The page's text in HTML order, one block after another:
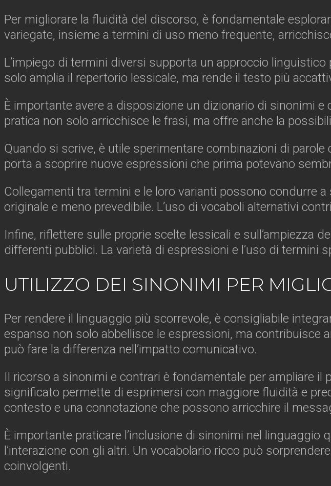
Per migliorare la fluidità del discorso, è fondamentale
variegate, insieme a termini di uso meno frequente,
L’impiego di termini diversi supporta un approccio
solo amplia il repertorio lessicale, ma rende il testo più
È importante avere a disposizione un dizionario di sinonimi
pratica non solo arricchisce le frasi, ma offre anche la
Quando si scrive, è utile sperimentare combinazioni di
porta a scoprire nuove espressioni che prima potevano
Collegamenti tra termini e le loro varianti possono condurre
originale e meno prevedibile. L’uso di vocaboli alternativi
Infine, riflettere sulle proprie scelte lessicali e sull’ampiezza
differenti pubblici. La varietà di espressioni e l’uso di
UTILIZZO DEI SINONIMI PER
Per rendere il linguaggio più scorrevole, è consigliabile
espanso non solo abbellisce le espressioni, ma contribuisce
può fare la differenza nell’impatto comunicativo.
Il ricorso a sinonimi e contrari è fondamentale per ampliare
significato permette di esprimersi con maggiore fluidità e
contesto e una connotazione che possono arricchire il
È importante praticare l’inclusione di sinonimi nel
l’interazione con gli altri. Un vocabolario ricco può
coinvolgenti.